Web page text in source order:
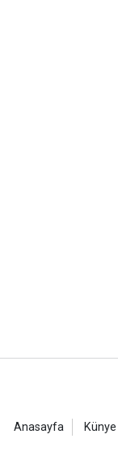
Anasayfa Künye